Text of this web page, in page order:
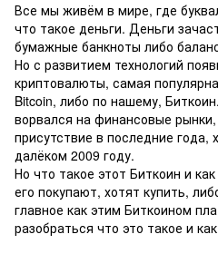
Все мы живём в мире, где
что такое деньги. Деньги
бумажные банкноты либо
Но с развитием технологий
криптовалюты, самая
Bitcoin, либо по нашему,
ворвался на финансовые
присутствие в последние года,
далёком 2009 году.
Но что такое этот Биткоин и
его покупают, хотят купить,
главное как этим Биткоином
разобраться что это такое и